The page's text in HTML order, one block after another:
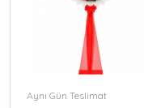
Aynı Gün Teslimat